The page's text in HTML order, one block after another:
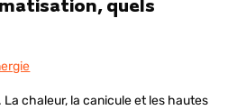
La chaleur, la canicule et les hautes